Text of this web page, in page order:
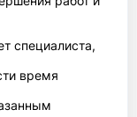
специалиста,
время